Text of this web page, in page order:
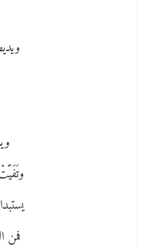
فمن